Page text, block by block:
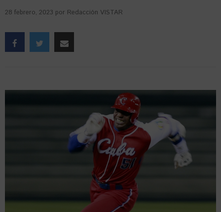
28 febrero, 2023 por Redacción VISTAR